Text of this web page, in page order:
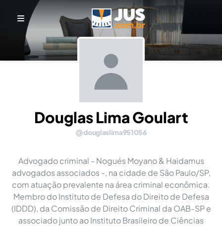
Douglas Lima Goulart
douglaslima951056
Advogado criminal - Nogués Moyano & Haidamus
advogados associados -, na cidade de São Paulo/SP,
com atuação prevalente na área criminal econômica.
Membro do Instituto de Defesa do Direito de Defesa
(IDDD), da Comissão de Direito Criminal da OAB-SP e
associado junto ao Instituto Brasileiro de Ciências